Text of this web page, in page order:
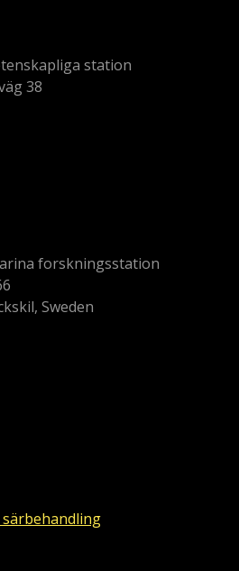
station
38
forskningsstation
Sweden